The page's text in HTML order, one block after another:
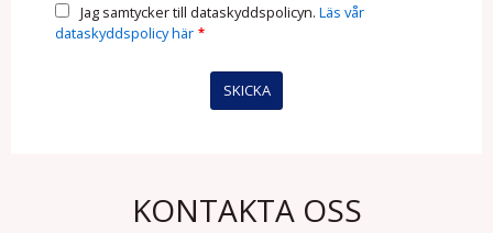
Jag samtycker till dataskyddspolicyn. Läs vår
dataskyddspolicy här *
KONTAKTA OSS